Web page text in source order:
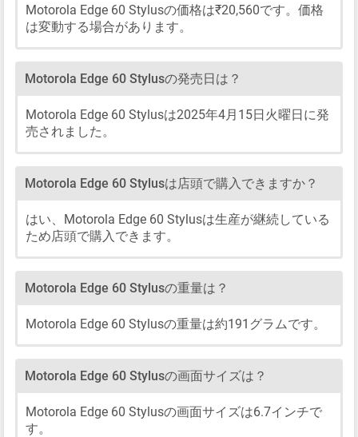
Motorola Edge 60 Stylusの価格は₹20,560です。価格
は変動する場合があります。
Motorola Edge 60 Stylusの発売日は？
Motorola Edge 60 Stylusは2025年4月15日火曜日に発
売されました。
Motorola Edge 60 Stylusは店頭で購入できますか？
はい、Motorola Edge 60 Stylusは生産が継続している
ため店頭で購入できます。
Motorola Edge 60 Stylusの重量は？
Motorola Edge 60 Stylusの重量は約191グラムです。
Motorola Edge 60 Stylusの画面サイズは？
Motorola Edge 60 Stylusの画面サイズは6.7インチで
す。